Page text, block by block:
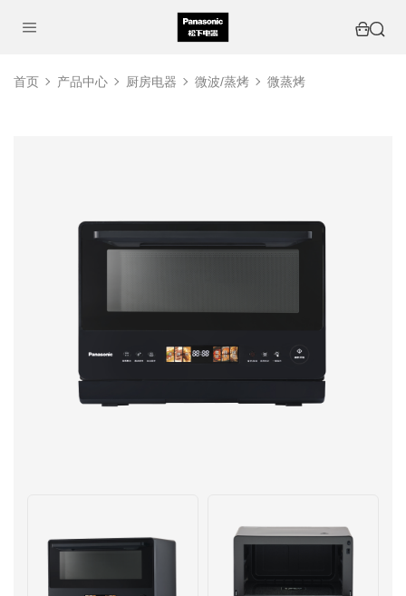
首页 产品中心 厨房电器 微波/蒸烤 微蒸烤